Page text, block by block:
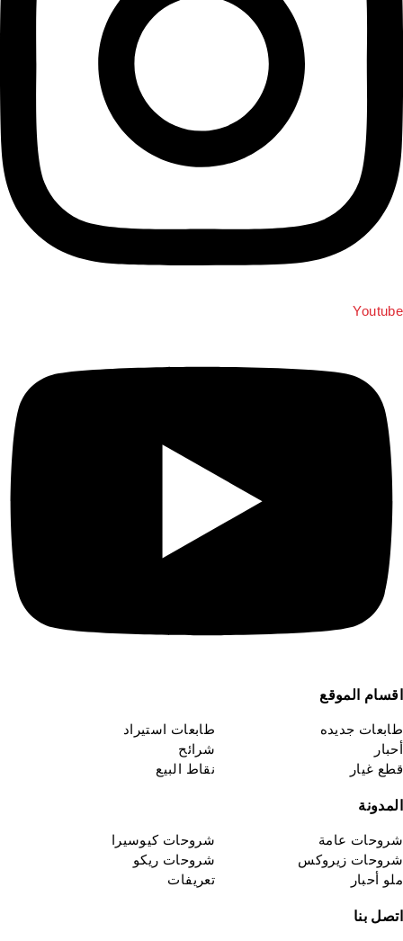
Youtube
اقسام الموقع
طابعات جديده
طابعات استيراد
أحبار
شرائح
قطع غيار
نقاط البيع
المدونة
شروحات عامة
شروحات كيوسيرا
شروحات زيروكس
شروحات ريكو
ملو أحبار
تعريفات
اتصل بنا